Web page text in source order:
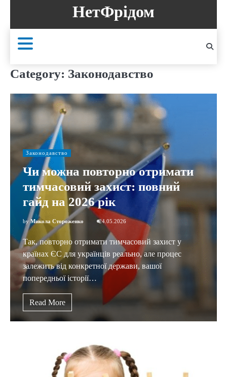
content
НетФрідом
Category: Законодавство
Законодавство
Чи можна повторно отримати
тимчасовий захист: повний
гайд на 2026 рік
byМикола Стороженко 24.05.2026
Так, повторно отримати тимчасовий захист у
країнах ЄС для українців реально, але процес
залежить від конкретної держави, вашої
попередньої історії…
Read More